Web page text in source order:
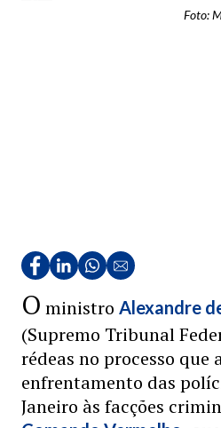
Foto:
O ministro Alexandre
(Supremo Tribunal
rédeas no processo
enfrentamento das
Janeiro às facções